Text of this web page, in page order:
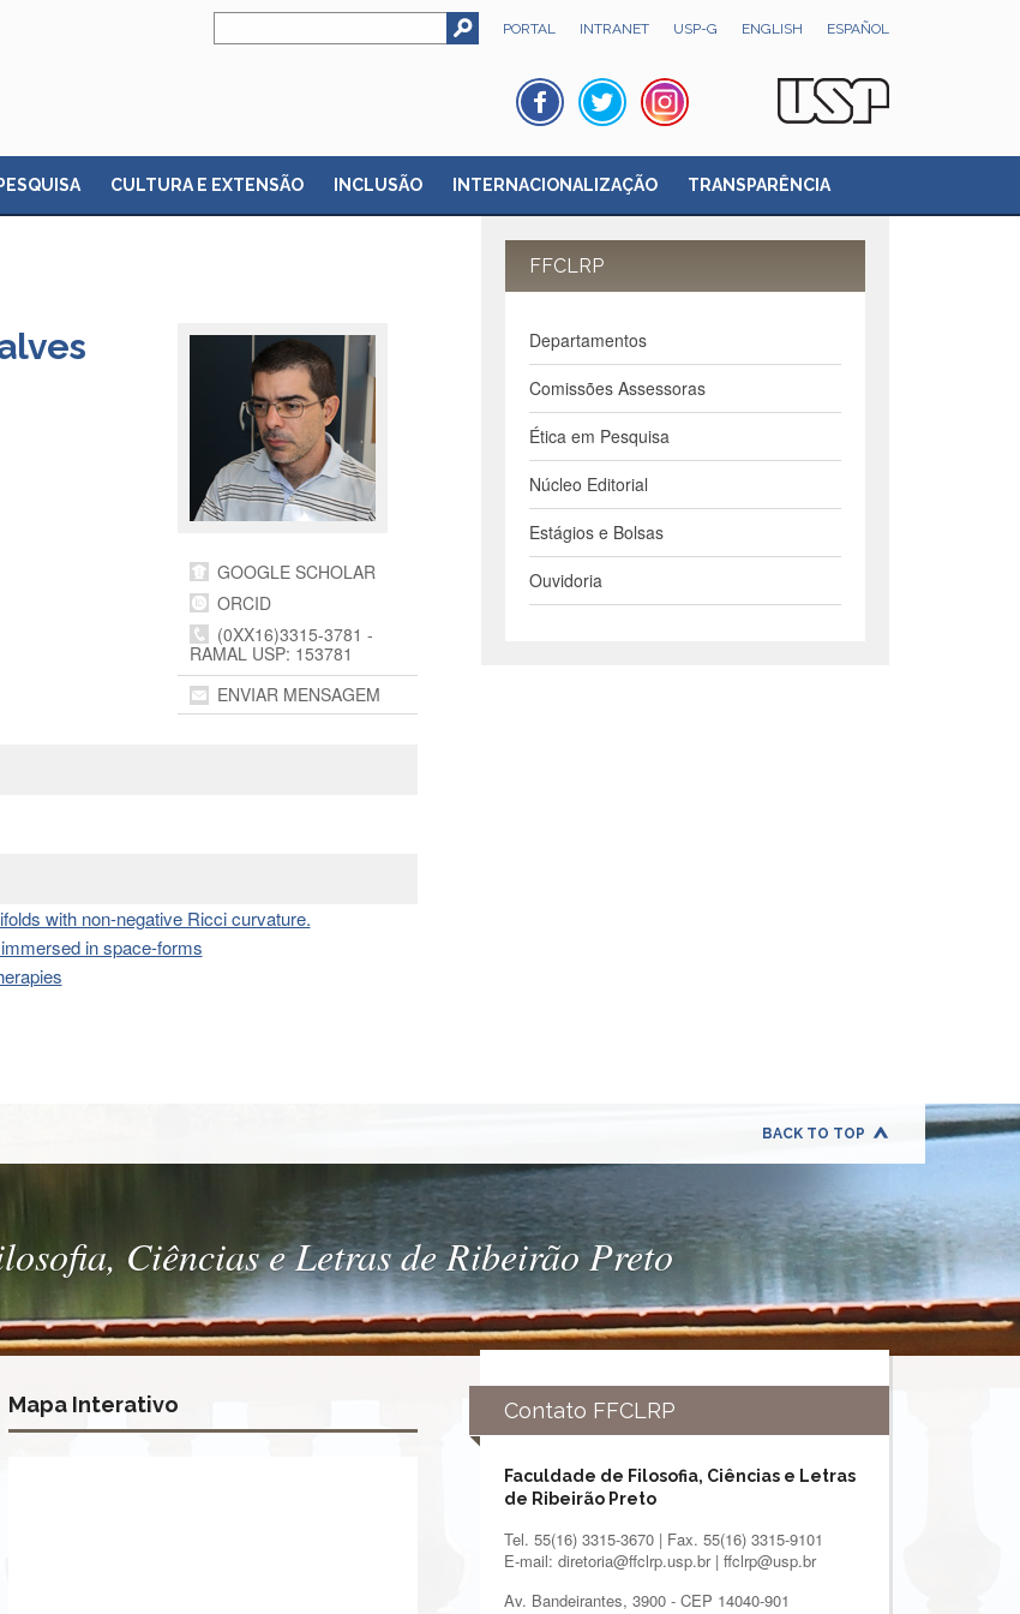
PORTAL INTRANET USP-G ENGLISH ESPAÑOL
PESQUISA CULTURA E EXTENSÃO INCLUSÃO INTERNACIONALIZAÇÃO TRANSPARÊNCIA
GOOGLE SCHOLAR
ORCID
(0XX16)3315-3781 -
RAMAL USP: 153781
ENVIAR MENSAGEM
with non-negative Ricci curvature.
in space-forms
FFCLRP
Departamentos
Comissões Assessoras
Ética em Pesquisa
Núcleo Editorial
Estágios e Bolsas
Ouvidoria
BACK TO TOP
Ciências e Letras de Ribeirão Preto
Mapa Interativo Contato FFCLRP
Faculdade de Filosofia, Ciências e Letras
de Ribeirão Preto
Tel. 55(16) 3315-3670 | Fax. 55(16) 3315-9101
E-mail: diretoria@ffclrp.usp.br | ffclrp@usp.br
Av. Bandeirantes, 3900 - CEP 14040-901